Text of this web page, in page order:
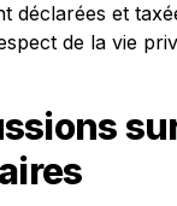
déclarées et
de la vie